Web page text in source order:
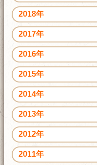
2018年
2017年
2016年
2015年
2014年
2013年
2012年
2011年